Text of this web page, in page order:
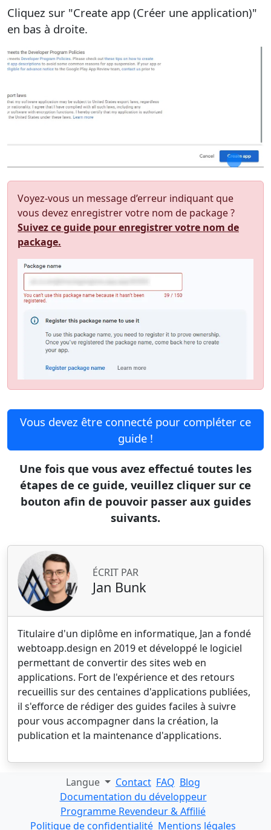
Cliquez sur "Create app (Créer une application)"
en bas à droite.
Voyez-vous un message d’erreur indiquant que
vous devez enregistrer votre nom de package ?
Suivez ce guide pour enregistrer votre nom de
package.
Vous devez être connecté pour compléter ce
guide !
Une fois que vous avez effectué toutes les
étapes de ce guide, veuillez cliquer sur ce
bouton afin de pouvoir passer aux guides
suivants.
ÉCRIT PAR
Jan Bunk
Titulaire d'un diplôme en informatique, Jan a fondé
webtoapp.design en 2019 et développé le logiciel
permettant de convertir des sites web en
applications. Fort de l'expérience et des retours
recueillis sur des centaines d'applications publiées,
il s'efforce de rédiger des guides faciles à suivre
pour vous accompagner dans la création, la
publication et la maintenance d'applications.
Langue Contact FAQ Blog
Documentation du développeur
Programme Revendeur & Affilié
Politique de confidentialité Mentions légales